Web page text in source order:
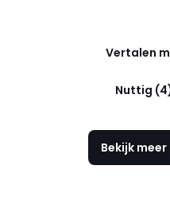
Vertalen
Nuttig
Bekijk